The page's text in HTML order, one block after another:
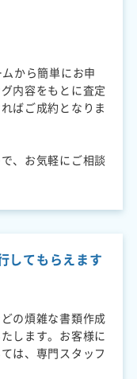
から簡単にお申
内容をもとに査定
ばご成約となりま
、お気軽にご相談
してもらえます
の煩雑な書類作成
します。お客様に
は、専門スタッフ